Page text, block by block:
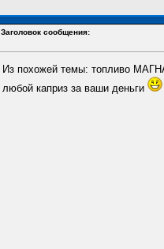
Заголовок сообщения:
Из похожей темы: топливо
любой каприз за ваши деньги